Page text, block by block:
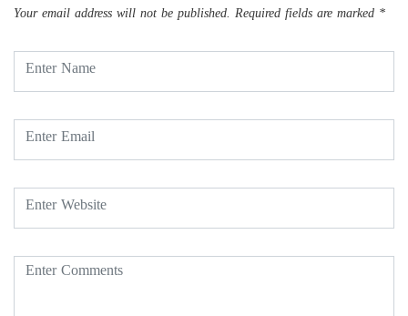
Your email address will not be published. Required fields are marked *